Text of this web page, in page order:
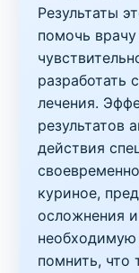
Результаты
помочь
разработать
лечения.
результатов
действия
куриное,
осложнения
помнить, что